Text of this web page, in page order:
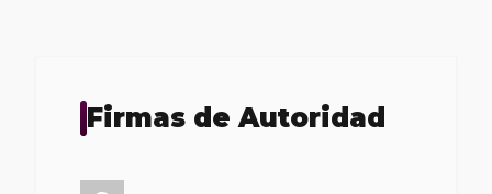
Firmas de Autoridad